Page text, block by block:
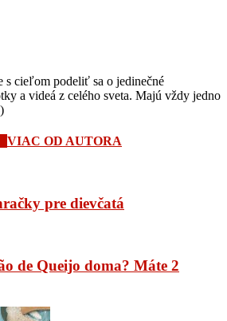
s cieľom podeliť sa o jedinečné
a videá z celého sveta. Majú vždy jedno
VIAC OD AUTORA
pre dievčatá
de Queijo doma? Máte 2